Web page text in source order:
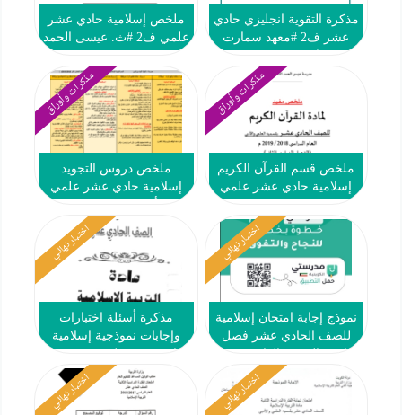
مذكرة التقوية انجليزي حادي
عشر ف2 #معهد سمارت
ملخص إسلامية حادي عشر
علمي ف2 #ث. عيسى الحمد
مذكرات وأوراق
ملخص قسم القرآن الكريم
إسلامية حادي عشر علمي
2019
مذكرات وأوراق
ملخص دروس التجويد
إسلامية حادي عشر علمي
2019
اختبار نهائي
نموذج إجابة امتحان إسلامية
للصف الحادي عشر فصل
2024
اختبار نهائي
مذكرة أسئلة اختبارات
وإجابات نموذجية إسلامية
سلمان الفارسي 2018 2019
اختبار نهائي اختبار نهائي